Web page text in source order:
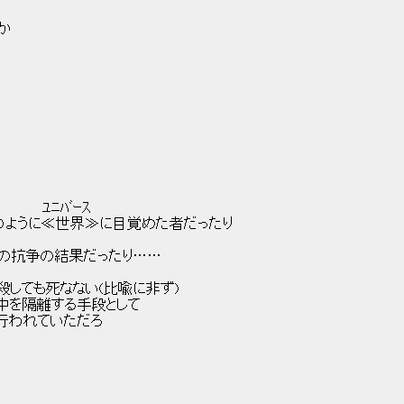
ｰｽ
に目覚めた者だったり
ったり……
ない(比喩に非ず)
する手段として
れていただろ